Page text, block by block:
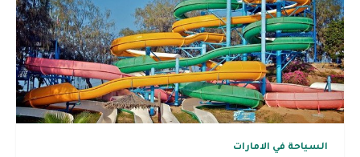
السياحة في الامارات